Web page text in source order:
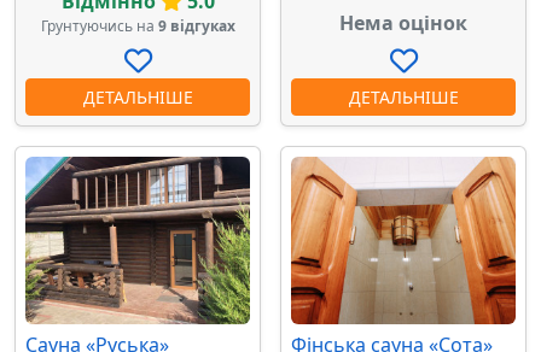
Грунтуючись на 9 відгуках
ДЕТАЛЬНІШЕ
Нема оцінок
ДЕТАЛЬНІШЕ
Сауна «Руська» Фінська сауна «Сота»